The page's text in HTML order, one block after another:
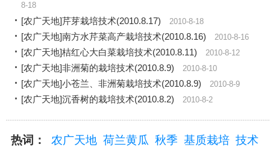
8-18
[农广天地]芹芽栽培技术(2010.8.17)
2010-8-18
[农广天地]南方水芹菜高产栽培技术(2010.8.16) 2010-8-16
[农广天地]桔红心大白菜栽培技术(2010.8.11) 2010-8-12
[农广天地]非洲菊的栽培技术(2010.8.9) 2010-8-10
[农广天地]小苍兰、非洲菊栽培技术(2010.8.9) 2010-8-9
[农广天地]沉香树的栽培技术(2010.8.2) 2010-8-2
热词： 农广天地 荷兰黄瓜 秋季 基质栽培 技术